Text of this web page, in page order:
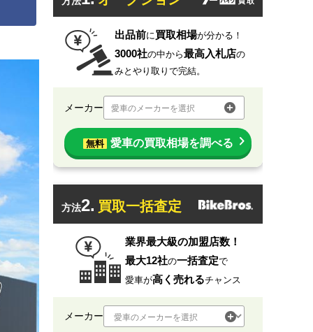
出品前に買取相場が分かる！
3000社の中から最高入札店の
みとやり取りで完結。
メーカー 愛車のメーカーを選択
無料 愛車の買取相場を調べる
方法2. 買取一括査定
業界最大級の加盟店数！
最大12社の一括査定で
愛車が高く売れるチャンス
メーカー